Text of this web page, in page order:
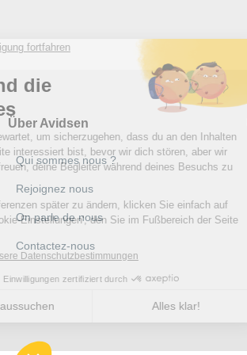
Über Avidsen
Qui sommes nous ?
Rejoignez nous
On parle de nous
Contactez-nous